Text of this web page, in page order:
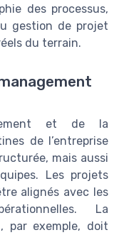
des processus,
gestion de projet
du terrain.
et de la
de l’entreprise
mais aussi
Les projets
alignés avec les
La
par exemple, doit